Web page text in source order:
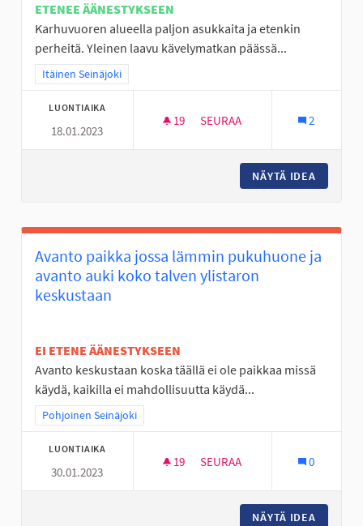
ETENEE ÄÄNESTYKSEEN
Karhuvuoren alueella paljon asukkaita ja etenkin
perheitä. Yleinen laavu kävelymatkan päässä...
Rajaa tulokset teeman mukaan: Itäinen Seinäjoki
Itäinen Seinäjoki
LUONTIAIKA
18.01.2023
19 19 SEURAAJAA
SEURAA 2
NÄYTÄ IDEA
Avanto paikka jossa lämmin pukuhuone ja
avanto auki koko talven ylistaron
keskustaan
EI ETENE ÄÄNESTYKSEEN
Avanto keskustaan koska täällä ei ole paikkaa missä
käydä, kaikilla ei mahdollisuutta käydä...
Rajaa tulokset teeman mukaan: Pohjoinen Seinäjoki
Pohjoinen Seinäjoki
LUONTIAIKA
30.01.2023
19 19 SEURAAJAA
SEURAA 0
NÄYTÄ IDEA